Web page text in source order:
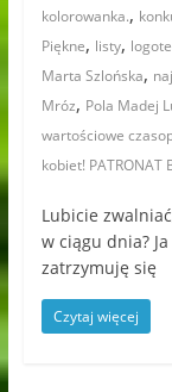
kolorowanka.,
Piękne, listy,
Marta Szlońska,
Mróz, Pola Madej
wartościowe
kobiet! PATRONAT
Lubicie
w ciągu dnia?
zatrzymuję się
Czytaj więcej